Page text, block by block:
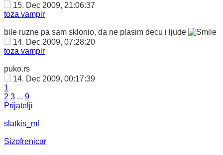
15. Dec 2009, 21:06:37
toza vampir
bile ruzne pa sam sklonio, da ne plasim decu i ljude
14. Dec 2009, 07:28:20
toza vampir
puko.rs
14. Dec 2009, 00:17:39
1
2 3 ... 9
Prijatelji
slatkis_ml
Sizofrenicar